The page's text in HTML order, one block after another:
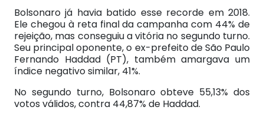
Bolsonaro já havia batido esse recorde em 2018.
Ele chegou à reta final da campanha com 44% de
rejeição, mas conseguiu a vitória no segundo turno.
Seu principal oponente, o ex-prefeito de São Paulo
Fernando Haddad (PT), também amargava um
índice negativo similar, 41%.
No segundo turno, Bolsonaro obteve 55,13% dos
votos válidos, contra 44,87% de Haddad.